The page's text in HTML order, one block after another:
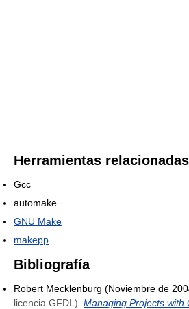
Herramientas
Gcc
automake
GNU Make
makepp
Bibliografía
Robert Mecklenburg (Noviembre de
licencia GFDL) Managing Projects with